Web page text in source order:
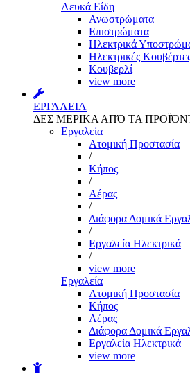
Λευκά Είδη
Ανωστρώματα
Επιστρώματα
Ηλεκτρικά
Ηλεκτρικές
Κουβερλί
view more
ΕΡΓΑΛΕΙΑ
ΔΕΣ ΜΕΡΙΚΑ ΑΠΌ ΤΑ
Εργαλεία
Aτομική Προστασία
/
Kήπος
/
Αέρας
/
Διάφορα Δομικά
/
Εργαλεία Ηλεκτρικά
/
view more
Εργαλεία
Aτομική Προστασία
Kήπος
Αέρας
Διάφορα Δομικά
Εργαλεία Ηλεκτρικά
view more